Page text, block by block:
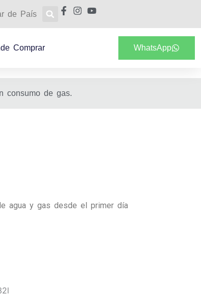
de País
Comprar WhatsApp
consumo de gas.
agua y gas desde el primer día